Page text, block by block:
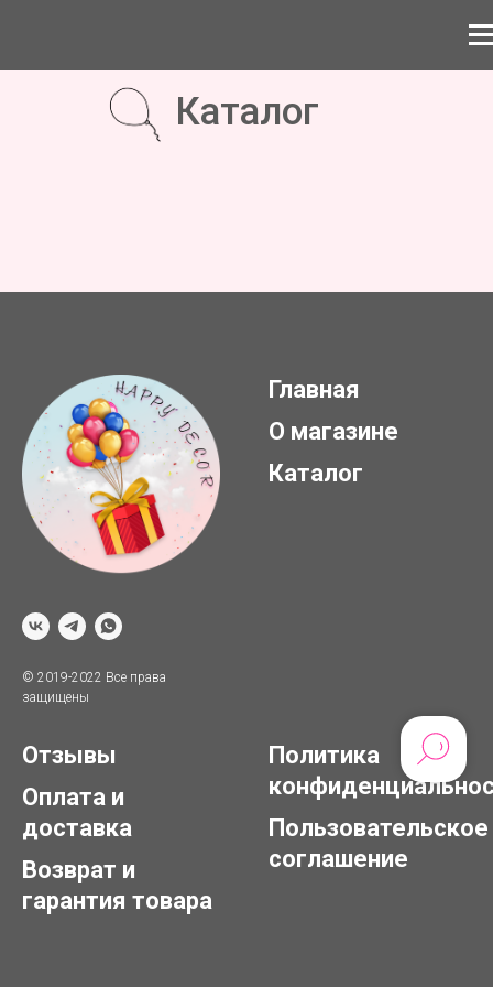
Каталог
© 2019-2022 Все права
защищены
Главная
О магазине
Каталог
Отзывы
Оплата и
доставка
Возврат и
гарантия товара
Политика
Пользовательское
соглашение